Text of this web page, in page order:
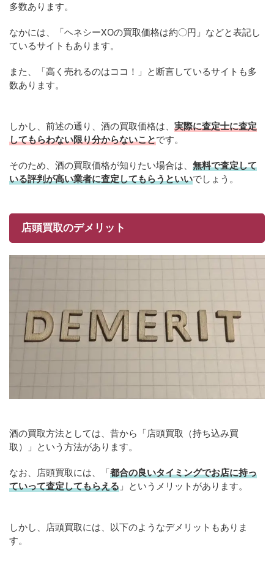
多数あります。
なかには、「ヘネシーXOの買取価格は約〇円」などと表記し
ているサイトもあります。
また、「高く売れるのはココ！」と断言しているサイトも多
数あります。
しかし、前述の通り、酒の買取価格は、 実際に査定士に査定
してもらわない限り分からないことです。
そのため、酒の買取価格が知りたい場合は、 無料で査定して
いる評判が高い業者に査定してもらうといいでしょう。
店頭買取のデメリット
酒の買取方法としては、昔から「店頭買取（持ち込み買
取）」という方法があります。
なお、店頭買取には、「都合の良いタイミングでお店に持っ
ていって査定してもらえる 」というメリットがあります。
しかし、店頭買取には、以下のようなデメリットもありま
す。